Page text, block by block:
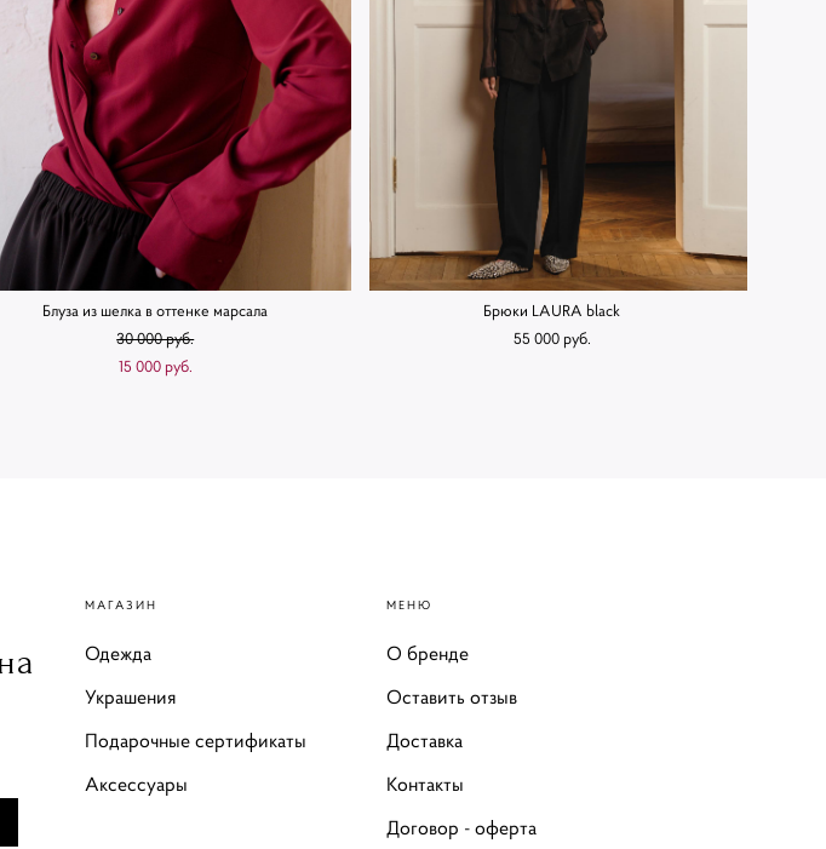
Блуза из шелка в оттенке марсала
30 000 pуб.
15 000 pуб.
Брюки LAURA black
55 000 pуб.
МАГАЗИН
Одежда
Украшения
Подарочные сертификаты
Аксессуары
МЕНЮ
О бренде
Оставить отзыв
Доставка
Контакты
Договор - оферта